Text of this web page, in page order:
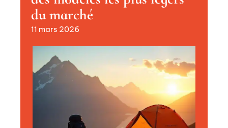
du marché
11 mars 2026